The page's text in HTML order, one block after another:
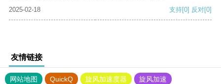
2025-02-18
支持[0] 反对[0]
友情链接
网站地图 QuickQ 旋风加速度器
旋风加速